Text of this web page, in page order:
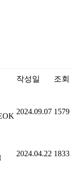
작성일 조회
2024.09.07 1579
2024.04.22 1833